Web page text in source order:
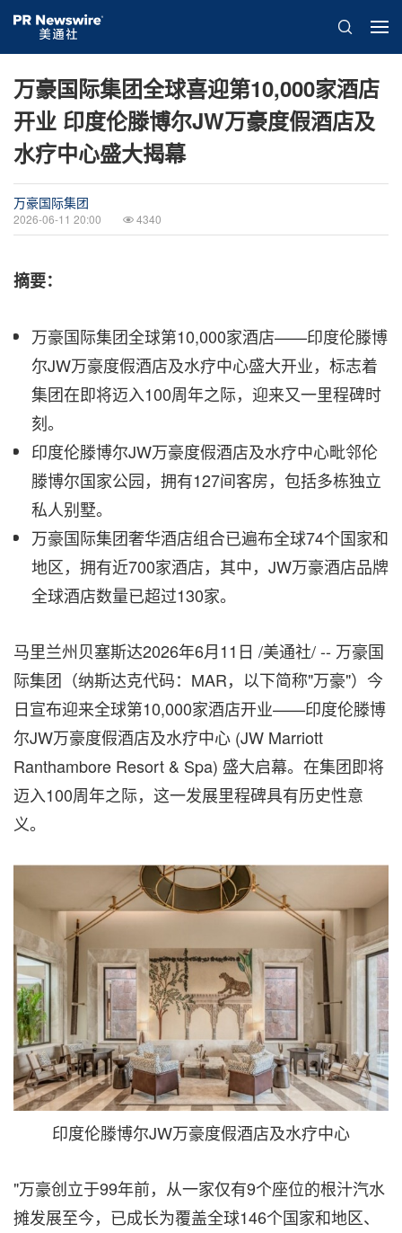
万豪国际集团全球喜迎第10,000家酒店
开业 印度伦滕博尔JW万豪度假酒店及
水疗中心盛大揭幕
万豪国际集团
2026-06-11 20:00 4340
摘要：
万豪国际集团全球第10,000家酒店——印度伦滕博
尔JW万豪度假酒店及水疗中心盛大开业，标志着
集团在即将迈入100周年之际，迎来又一里程碑时
刻。
印度伦滕博尔JW万豪度假酒店及水疗中心毗邻伦
滕博尔国家公园，拥有127间客房，包括多栋独立
私人别墅。
万豪国际集团奢华酒店组合已遍布全球74个国家和
地区，拥有近700家酒店，其中，JW万豪酒店品牌
全球酒店数量已超过130家。
马里兰州贝塞斯达2026年6月11日 /美通社/ -- 万豪国
际集团（纳斯达克代码：MAR，以下简称"万豪"）今
日宣布迎来全球第10,000家酒店开业——印度伦滕博
尔JW万豪度假酒店及水疗中心 (JW Marriott
Ranthambore Resort & Spa) 盛大启幕。在集团即将
迈入100周年之际，这一发展里程碑具有历史性意
义。
印度伦滕博尔JW万豪度假酒店及水疗中心
"万豪创立于99年前，从一家仅有9个座位的根汁汽水
摊发展至今，已成长为覆盖全球146个国家和地区、